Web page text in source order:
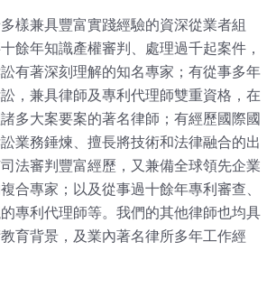
樣兼具豐富實踐經驗的資深從業者組
餘年知識產權審判、處理過千起案件，
有著深刻理解的知名專家；有從事多年
，兼具律師及專利代理師雙重資格，在
多大案要案的著名律師；有經歷國際國
業務錘煉、擅長將技術和法律融合的出
法審判豐富經歷，又兼備全球領先企業
合專家；以及從事過十餘年專利審查、
專利代理師等。我們的其他律師也均具
育背景，及業內著名律所多年工作經